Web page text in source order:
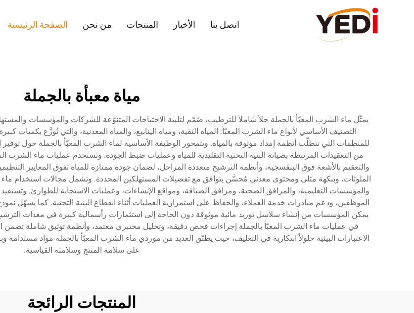
الصفحة الرئيسية من نحن المنتجات الأخبار اتصل بنا
مياة معبأة بالجملة
يمثّل ماء الشرب المعبّأ بالجملة حلاً شاملاً للترطيب، صُمّم لتلبية الاحتياجات المتنوّعة للشركات والمؤسسات
التصنيف الأساسي لأنواع ماء الشرب المعبّأ: المياه النقية، ومياه الينابيع، والمياه المعدنية، والتي تُوزَّع بكميات
للمنظمات التي تتطلّب أنظمة إمداد موثوقة بالمياه. وتتمحور الوظيفة الأساسية لماء الشرب المعبّأ بالجملة حول
من التعقيدات المرتبطة بصيانة البنية التحتية التقليدية للمياه وعمليات ضبط الجودة. وتستخدم عمليات ماء الشرب
والتعقيم بالأشعة فوق البنفسجية، وأنظمة الترشيح متعددة المراحل، لضمان جودة ممتازة للمياه تفوق المعايير
والمؤسسات التعليمية، والمرافق الصحية، ومرافق الضيافة، ومواقع الإنشاءات، وعمليات الاستجابة للطوارئ.
الموظفين، ودعم مبادرات خدمة العملاء، والحفاظ على استمرارية العمليات أثناء انقطاع البنية التحتية. كما يسهّل
يمكن المؤسسات من إنشاء سلاسل توريد مائية موثوقة دون الحاجة إلى استثمارات رأسمالية كبيرة في معدات
في عمليات ماء الشرب المعبّأ بالجملة إجراءات فحص دقيقة، وتحليل مختبري معتمد، وأنظمة توثيق شاملة تضمن
الاعتبارات البيئية حلولاً ابتكارية في التغليف، حيث يطبّق العديد من موردي ماء الشرب المعبّأ بالجملة مواد مستدامة
على سلامة المنتج وسلامته القياسية.
المنتجات الرائجة